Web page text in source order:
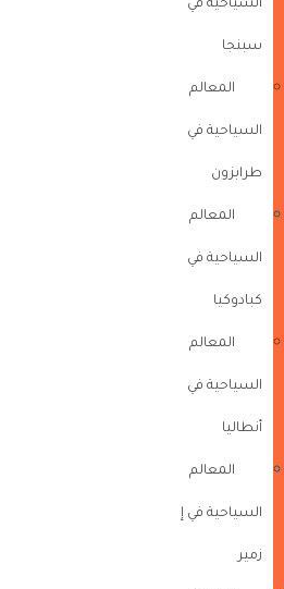
السياحية في
سبنجا
المعالم
السياحية في
طرابزون
المعالم
السياحية في
كبادوكيا
المعالم
السياحية في
أنطاليا
المعالم
السياحية في إ
زمير